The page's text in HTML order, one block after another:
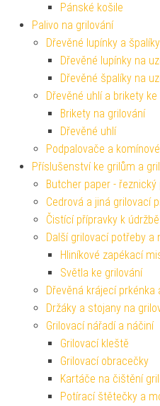
Pánské košile
Palivo na grilování
Dřevěné lupínky a
Dřevěné lupínky na
Dřevěné špalíky na
Dřevěné uhlí a brikety
Brikety na grilování
Dřevěné uhlí
Podpalovače a
Příslušenství ke grilům a
Butcher paper - řeznický
Cedrová a jiná grilovací
Čistící přípravky k
Další grilovací potřeby a
Hliníkové zapékací
Světla ke grilování
Dřevěná krájecí prkénka
Držáky a stojany na
Grilovací nářadí a náčiní
Grilovací kleště
Grilovací obracečky
Kartáče na čištění
Potírací štětečky a